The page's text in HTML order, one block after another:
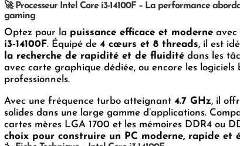
le
🚀 Processeur Intel Core i3-14100F – La performance
gaming
Optez pour la puissance efficace et moderneavec
i3‑14100F. Équipé de 4 cœurs et 8 threads, il est
la recherche de rapidité et de fluiditédans les
avec carte graphique dédiée, ou encore les logiciels
professionnels.
Avec une fréquence turbo atteignant 4.7 GHz, il
solides dans une large gamme d’applications.
cartes mères LGA 1700 et les mémoires DDR4 ou
choix pour construire un PC moderne, rapide et